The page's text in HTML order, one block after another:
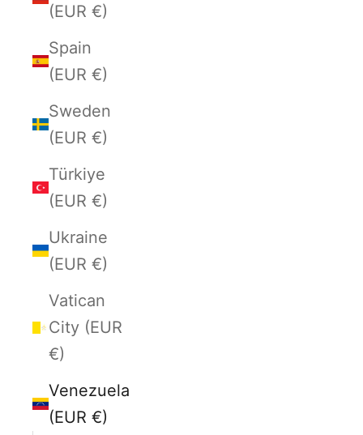
(EUR €)
Spain
(EUR €)
Sweden
(EUR €)
Türkiye
(EUR €)
Ukraine
(EUR €)
Vatican
City (EUR
€)
Venezuela
(EUR €)